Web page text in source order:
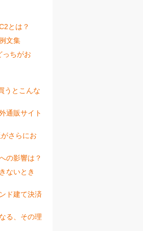
とは？
文集
っちがお
うとこんな
通販サイト
さらにお
の影響は？
ないとき
ド建て決済
る、その理